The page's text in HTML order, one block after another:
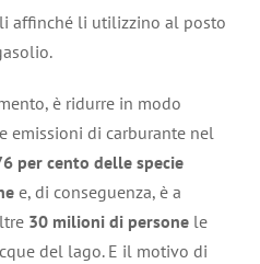
affinché li utilizzino al posto
è ridurre in modo
emissioni di carburante nel
per cento delle specie
e, di conseguenza, è a
30 milioni di persone le
del lago. E il motivo di